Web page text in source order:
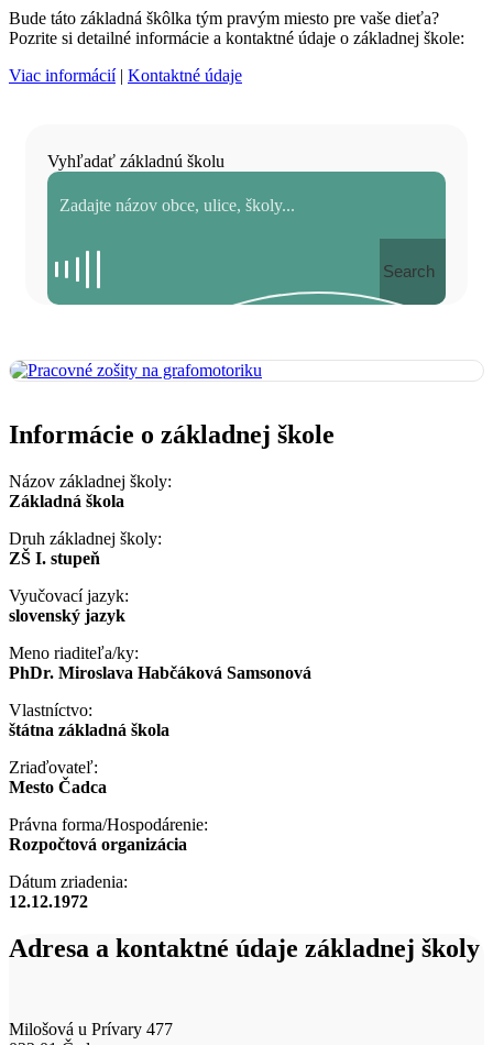
Bude táto základná škôlka tým pravým miesto pre vaše dieťa?
Pozrite si detailné informácie a kontaktné údaje o základnej škole:
Viac informácií| Kontaktné údaje
Vyhľadať základnú školu
Search
Informácie o základnej škole
Názov základnej školy:
Základná škola
Druh základnej školy:
ZŠ I. stupeň
Vyučovací jazyk:
slovenský jazyk
Meno riaditeľa/ky:
PhDr. Miroslava Habčáková Samsonová
Vlastníctvo:
štátna základná škola
Zriaďovateľ:
Mesto Čadca
Právna forma/Hospodárenie:
Rozpočtová organizácia
Dátum zriadenia:
12.12.1972
Adresa a kontaktné údaje základnej školy
Milošová u Prívary 477